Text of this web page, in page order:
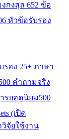
กงสุล 652 ข้อ
หัวข้อรับรอง
รอง 25+ ภาษา
คำถามจริง
รยอดนิยม500
(เปิด
วิจัยใช้งาน